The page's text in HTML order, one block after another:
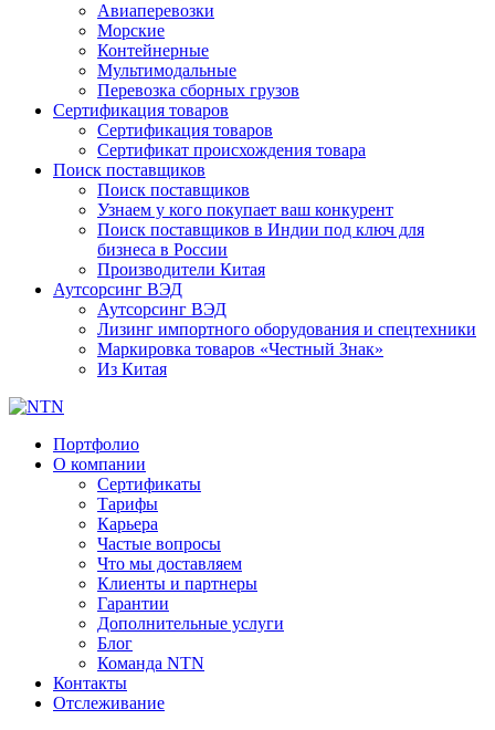
Авиаперевозки
Морские
Контейнерные
Мультимодальные
Перевозка сборных грузов
Сертификация товаров
Сертификация товаров
Сертификат происхождения товара
Поиск поставщиков
Поиск поставщиков
Узнаем у кого покупает ваш конкурент
Поиск поставщиков в Индии под ключ для
бизнеса в России
Производители Китая
Аутсорсинг ВЭД
Аутсорсинг ВЭД
Лизинг импортного оборудования и спецтехники
Маркировка товаров «Честный Знак»
Из Китая
Портфолио
О компании
Сертификаты
Тарифы
Карьера
Частые вопросы
Что мы доставляем
Клиенты и партнеры
Гарантии
Дополнительные услуги
Блог
Команда NTN
Контакты
Отслеживание